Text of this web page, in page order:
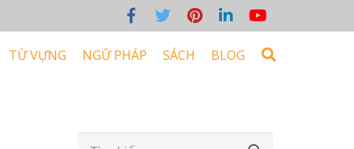
TỪ VỰNG NGỮ PHÁP SÁCH BLOG